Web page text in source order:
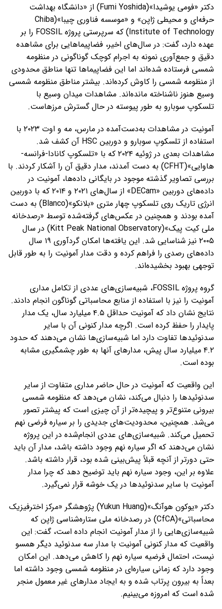
دکتر «فومی یوشیدا»(Fumi Yoshida) از «دانشگاه بهداشت
حرفه‌ای و محیطی ژاپن» و «موسسه فناوری چیبا»(Chiba
Institute of Technology) که سرپرستی پروژه FOSSIL را بر
عهده دارد، گفت: در سال‌های اخیر، فضاپیماهایی برای مشاهده
دقیق و جمع‌آوری نمونه به اجرام کوچک گوناگونی در منظومه
شمسی فرستاده شده‌اند اما این فضاپیماها تنها مناطق محدودی
از منظومه شمسی را کاوش کرده‌اند. بیشتر مناطق منظومه شمسی
وسیع هنوز ناشناخته مانده‌اند. مشاهدات میدان وسیع با
تلسکوپ سوبارو به طور پیوسته در حال گسترش مرزهاست.
آمونیت در مشاهدات به‌دست‌آمده در مارس، مه و اوت ۲۰۲۳ با
استفاده از تلسکوپ سوبارو و دوربین HSC آن کشف شد.
مشاهدات بعدی در ژوئیه ۲۰۲۴ که با «تلسکوپ کانادا-فرانسه-
هاوایی»(CFHT) به دست آمدند، مدار دقیق آن را آشکار کردند. با
بررسی تصاویر گذشته موجود در بایگانی داده‌ها، آمونیت در
داده‌های دوربین «DECam» از سال‌های ۲۰۲۱ و ۲۰۱۴ که با دوربین
انرژی تاریک روی تلسکوپ چهار متری «بلانکو»(Blanco) به دست
آمده بودند و همچنین در عکس‌های گرفته‌شده توسط «رصدخانه
ملی کیت پیک»(Kitt Peak National Observatory) در سال
۲۰۰۵ نیز شناسایی شد. این یافته‌ها امکان گردآوری ۱۹ سال
داده‌های رصدی را فراهم کرده و دقت مدار آمونیت را به طور قابل
توجهی بهبود بخشیده‌اند.
گروه پروژه FOSSIL، شبیه‌سازی‌های عددی از تکامل مداری
آمونیت را نیز با استفاده از منابع محاسباتی گوناگون انجام دادند.
نتایج نشان داد که آمونیت حداقل ۴.۵ میلیارد سال، یک مدار
پایدار را حفظ کرده است. اگرچه مدار کنونی آن با سایر
سدنوئیدها تفاوت دارد اما شبیه‌سازی‌ها نشان می‌دهند که حدود
۴.۲ میلیارد سال پیش، مدارهای آنها به طور چشمگیری مشابه
بوده است.
این واقعیت که آمونیت در حال حاضر مداری متفاوت از سایر
سدنوئیدها را دنبال می‌کند، نشان می‌دهد که منظومه شمسی
بیرونی متنوع‌تر و پیچیده‌تر از آن چیزی است که پیشتر تصور
می‌شد. همچنین، محدودیت‌های جدیدی را بر سیاره فرضی نهم
تحمیل می‌کند. شبیه‌سازی‌های عددی انجام‌شده در این پروژه
نشان می‌دهند که اگر سیاره نهم وجود داشته باشد، مدار آن باید
حتی دورتر از آنچه قبلاً پیش‌بینی شده بود، قرار داشته باشد.
علاوه بر این، وجود سیاره نهم باید توضیح دهد که چرا مدار
آمونیت با سایر سدنوئیدها در یک خوشه قرار نمی‌گیرد.
دکتر «یوکون هوآنگ»(Yukun Huang) پژوهشگر «مرکز اخترفیزیک
محاسباتی»(CfCA) در رصدخانه ملی ستاره‌شناسی ژاپن که
شبیه‌سازی‌هایی را از مدار آمونیت انجام داده است، گفت: این
واقعیت که مدار کنونی آمونیت با مدار سه سدنوئید دیگر همسو
نیست، احتمال فرضیه سیاره نهم را کاهش می‌دهد. این امکان
وجود دارد که زمانی سیاره‌ای در منظومه شمسی وجود داشته اما
بعداً به بیرون پرتاب شده و به ایجاد مدارهای غیر معمول منجر
شده است که امروزه می‌بینیم.